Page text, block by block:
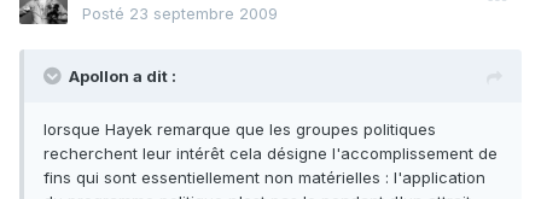
Posté 23 septembre 2009
Apollon a dit :
lorsque Hayek remarque que les groupes politiques
recherchent leur intérêt cela désigne l'accomplissement de
fins qui sont essentiellement non matérielles : l'application